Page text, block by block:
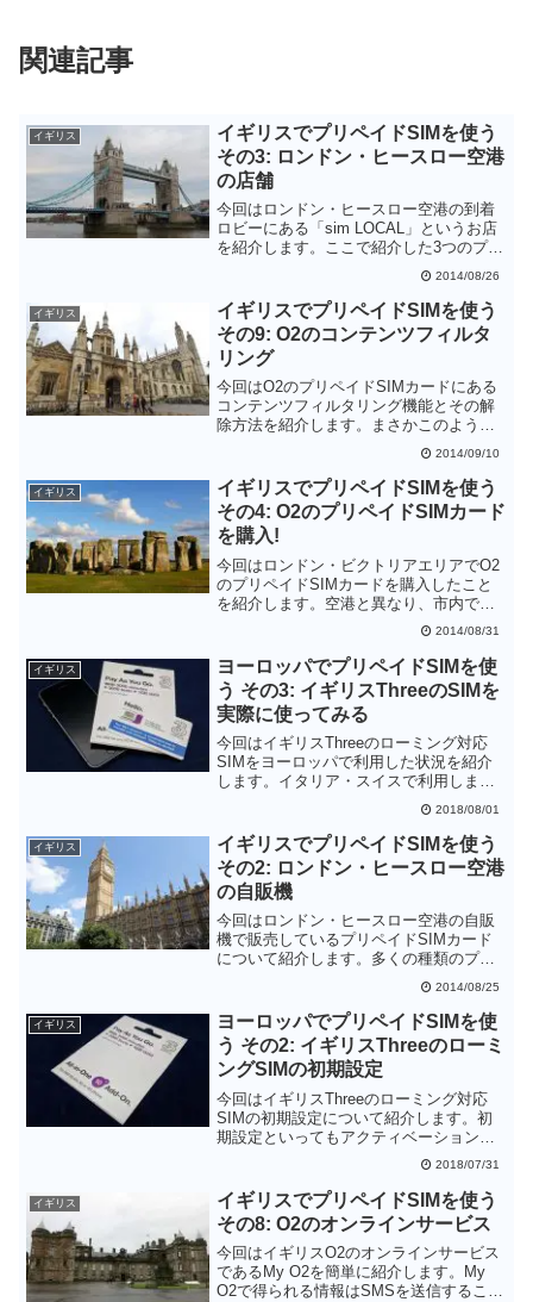
関連記事
イギリス
イギリスでプリペイドSIMを使う
その3: ロンドン・ヒースロー空港
の店舗
今回はロンドン・ヒースロー空港の到着
ロビーにある「sim LOCAL」というお店
を紹介します。ここで紹介した3つのプリ
ペイドSIMカードのほかにも多くの種類
がおいてあります。自分の用途に合うも
のがあり、納得のいく価格であれば、店
員さんのサポートもあると思いますの
で、割高ではありますがここで買うのも
よいと思います。
2014/08/26
イギリス
イギリスでプリペイドSIMを使う
その9: O2のコンテンツフィルタ
リング
今回はO2のプリペイドSIMカードにある
コンテンツフィルタリング機能とその解
除方法を紹介します。まさかこのような
コンテンツフィルタリングがあるとは思
わず、最初に表示されたときはびっくり
してしまいました。他のイギリスのプリ
ペイドSIMカードはどうなのか興味があ
るところです。
2014/09/10
イギリス
イギリスでプリペイドSIMを使う
その4: O2のプリペイドSIMカード
を購入!
今回はロンドン・ビクトリアエリアでO2
のプリペイドSIMカードを購入したこと
を紹介します。空港と異なり、市内では
プリペイドSIMカードは実質無料で入手
でき、使用したいパッケージの金額のみ
払えばOKです。このため空港よりも10ポ
ンド近く出費を抑えることができます。
2014/08/31
イギリス
ヨーロッパでプリペイドSIMを使
う その3: イギリスThreeのSIMを
実際に使ってみる
今回はイギリスThreeのローミング対応
SIMをヨーロッパで利用した状況を紹介
します。イタリア・スイスで利用しまし
たが、3G接続に制限されるものの問題な
くデータ通信を使うことができました。
日本のAmazonで簡単に購入することがで
きるので、ヨーロッパなどThreeが対応し
ている国に旅行する方にはお勧めできる
SIMカードです
2018/08/01
イギリス
イギリスでプリペイドSIMを使う
その2: ロンドン・ヒースロー空港
の自販機
今回はロンドン・ヒースロー空港の自販
機で販売しているプリペイドSIMカード
について紹介します。多くの種類のプリ
ペイドSIMカードが簡単に入手可能なこ
とがわかると思います。ただ、内容を確
認すると市内で購入した場合に比べて10
ポンドほど販売価格が高いことがわかり
ます。節約したい場合は市内で買うのが
お勧めです。
2014/08/25
イギリス
ヨーロッパでプリペイドSIMを使
う その2: イギリスThreeのローミ
ングSIMの初期設定
今回はイギリスThreeのローミング対応
SIMの初期設定について紹介します。初
期設定といってもアクティベーションは
電源を入れるだけなので、実際にはAPN
の設定をするだけです。プリペイドSIM
カードに慣れていない方もこれならば簡
単に使えるのではないかと思います。
2018/07/31
イギリス
イギリスでプリペイドSIMを使う
その8: O2のオンラインサービス
今回はイギリスO2のオンラインサービス
であるMy O2を簡単に紹介します。My
O2で得られる情報はSMSを送信すること